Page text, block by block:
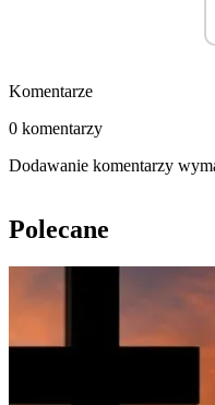
Komentarze
0 komentarzy
Dodawanie komentarzy
Polecane